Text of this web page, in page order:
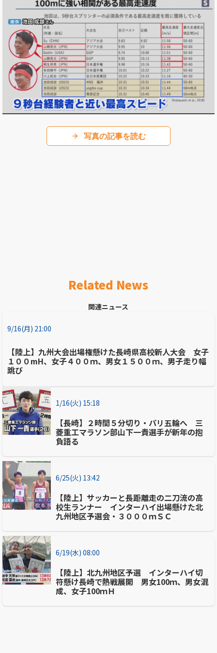
写真の記事を読む
Related News
関連ニュース
9/16(月) 21:00
【陸上】九州大会出場権懸けた長崎県高校新人大会 女子
１００mH、女子４００ｍ、男女１５００ｍ、男子走り幅
跳び
1/16(火) 15:18
【長崎】２時間５分切り・パリ五輪へ 三
菱重工マラソン部山下一貴選手が新年の抱
負語る
6/25(火) 13:42
【陸上】サッカーと長距離走の二刀流の高
校生ランナー インターハイ出場懸けた北
九州地区予選会・３０００ｍＳＣ
6/19(水) 08:00
【陸上】北九州地区予選 インターハイ切
符懸け長崎で熱戦展開 男女100ｍ、男女混
成、女子100ｍＨ